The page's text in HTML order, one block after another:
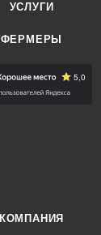
УСЛУГИ
ФЕРМЕРЫ
КОМПАНИЯ